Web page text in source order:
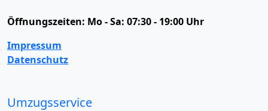
Öffnungszeiten: Mo - Sa: 07:30 - 19:00 Uhr
Impressum
Datenschutz
Umzugsservice